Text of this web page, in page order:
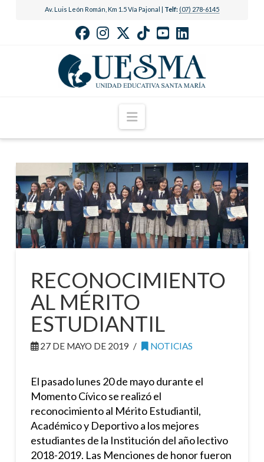
Av. Luis León Román, Km 1.5 Vía Pajonal | Telf: (07) 278-6145
Navigation
RECONOCIMIENTO
AL MÉRITO
ESTUDIANTIL
27 DE MAYO DE 2019 NOTICIAS
El pasado lunes 20 de mayo durante el
Momento Cívico se realizó el
reconocimiento al Mérito Estudiantil,
Académico y Deportivo a los mejores
estudiantes de la Institución del año lectivo
2018-2019. Las Menciones de honor fueron